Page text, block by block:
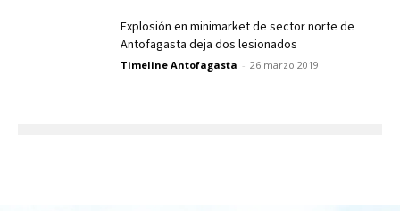
Explosión en minimarket de sector norte de
Antofagasta deja dos lesionados
Timeline Antofagasta - 26 marzo 2019